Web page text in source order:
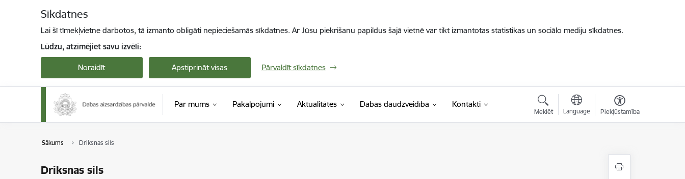
Sīkdatnes
Lai šī tīmekļvietne darbotos, tā izmanto obligāti nepieciešamās sīkdatnes. Ar Jūsu piekrišanu papildus šajā vietnē var tikt izmantotas statistikas un sociālo mediju sīkdatnes.
Lūdzu, atzīmējiet savu izvēli:
Noraidīt Apstiprināt visas Pārvaldīt sīkdatnes
Par mums Pakalpojumi Aktualitātes Dabas daudzveidība Kontakti
Meklēt Language Piekļūstamība
Sākums Driksnas sils
Driksnas sils